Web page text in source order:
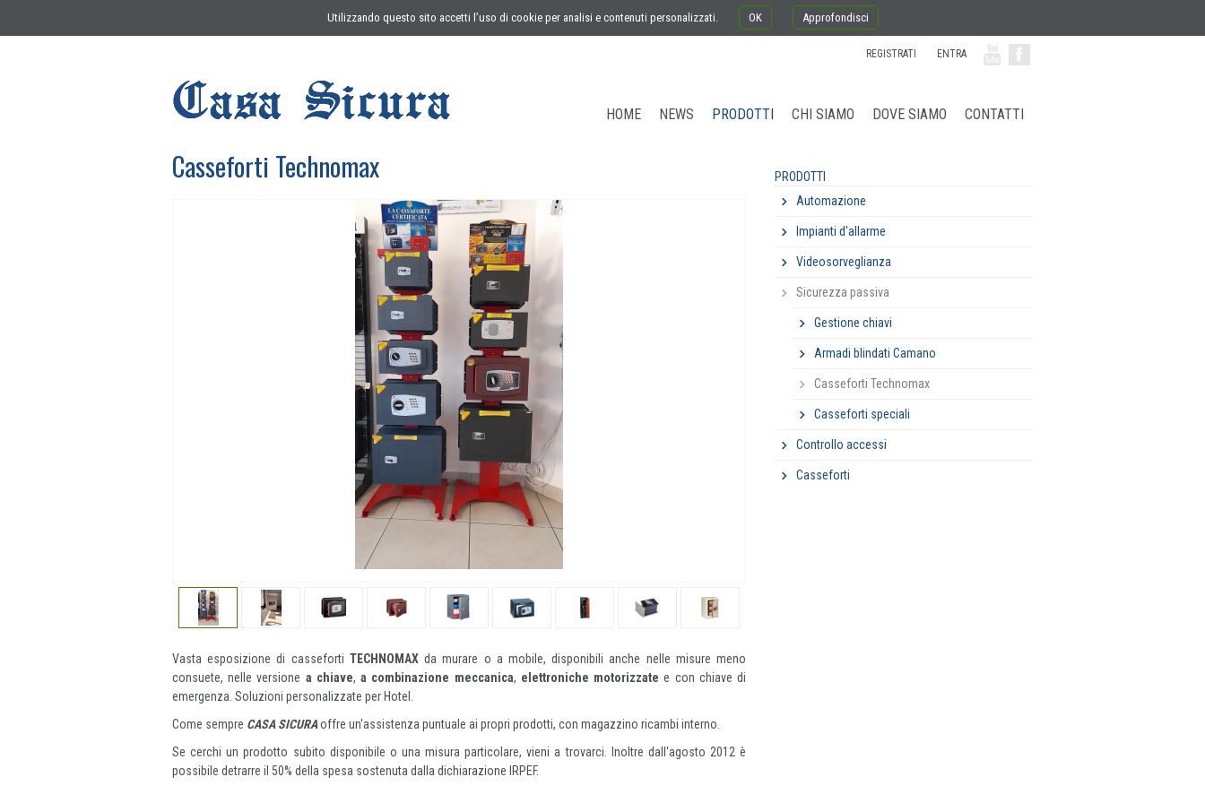
Utilizzando questo sito accetti l’uso di cookie per analisi e contenuti personalizzati. OK Approfondisci
ENTRA
REGISTRATI
HOME NEWS PRODOTTI CHI SIAMO DOVE SIAMO CONTATTI
Casseforti Technomax
Vasta esposizione di casseforti TECHNOMAX da murare o a mobile, disponibili anche nelle misure meno
consuete, nelle versione a chiave,a combinazione meccanica, elettroniche motorizzatee con chiave di
emergenza. Soluzioni personalizzate per Hotel.
Come sempre CASA SICURAoffre un'assistenza puntuale ai propri prodotti, con magazzino ricambi interno.
Se cerchi un prodotto subito disponibile o una misura particolare, vieni a trovarci. Inoltre dall'agosto 2012 è
possibile detrarre il 50% della spesa sostenuta dalla dichiarazione IRPEF.
PRODOTTI
Automazione
Impianti d'allarme
Videosorveglianza
Sicurezza passiva
Gestione chiavi
Armadi blindati Camano
Casseforti Technomax
Casseforti speciali
Controllo accessi
Casseforti